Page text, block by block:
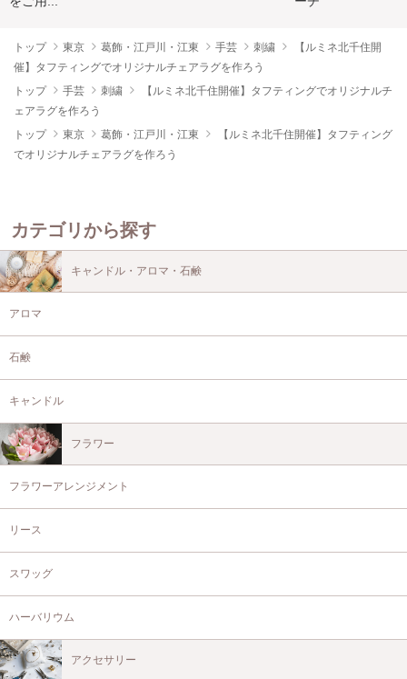
トップ 東京 葛飾・江戸川・江東 手芸 刺繍
【ルミネ北千住開
催】タフティングでオリジナルチェアラグを作ろう
トップ
手芸 刺繍
【ルミネ北千住開催】タフティングでオリジナルチ
ェアラグを作ろう
トップ
東京 葛飾・江戸川・江東
【ルミネ北千住開催】タフティング
でオリジナルチェアラグを作ろう
カテゴリから探す
キャンドル・アロマ・石鹸
アロマ
石鹸
キャンドル
フラワー
フラワーアレンジメント
リース
スワッグ
ハーバリウム
アクセサリー